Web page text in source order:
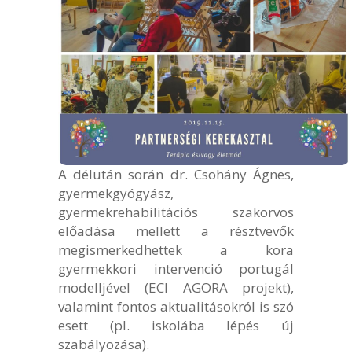
A délután során dr. Csohány Ágnes,
gyermekgyógyász,
gyermekrehabilitációs szakorvos
előadása mellett a résztvevők
megismerkedhettek a kora
gyermekkori intervenció portugál
modelljével (ECI AGORA projekt),
valamint fontos aktualitásokról is szó
esett (pl. iskolába lépés új
szabályozása).